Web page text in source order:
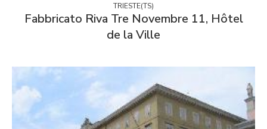
TRIESTE(TS)
Fabbricato Riva Tre Novembre 11, Hôtel
de la Ville